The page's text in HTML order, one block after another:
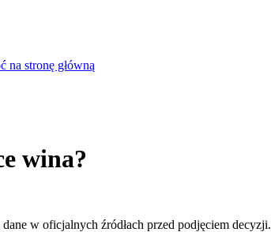
na stronę główną
wina?
w oficjalnych źródłach przed podjęciem decyzji.